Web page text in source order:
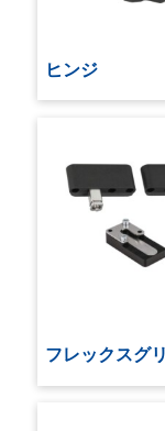
ヒンジ
フレックスグ